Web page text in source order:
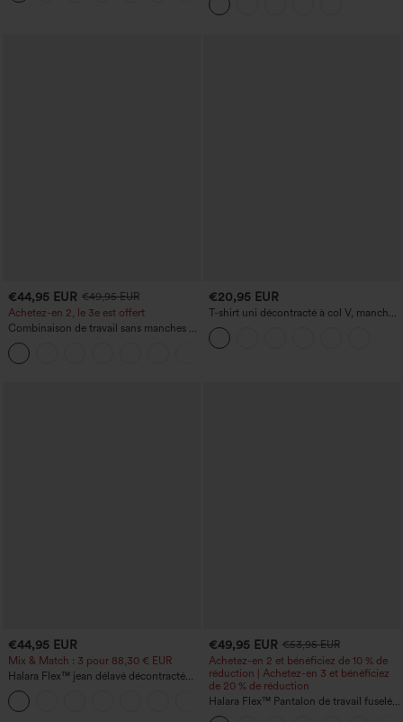
ourlet arrondi, en polaire et PU
€44,95 EUR €49,95 EUR
Achetez-en 2, le 3e est offert
Combinaison de travail sans manches à
encolure bateau, côtés noués, toucher
frais, rayée, avec poches — Édition Easy
Peezy
€20,95 EUR
T-shirt uni décontracté à col V, manches
courtes et fronces
€44,95 EUR
Mix & Match : 3 pour 88,30 € EUR
Halara Flex™ jean délavé décontracté
taille haute à poches, coupe baggy à
jambe large
+2
€49,95 EUR €53,95 EUR
Achetez-en 2 et bénéficiez de 10 % de
réduction | Achetez-en 3 et bénéficiez
de 20 % de réduction
Halara Flex™ Pantalon de travail fuselé,
uni, taille haute, avec poches